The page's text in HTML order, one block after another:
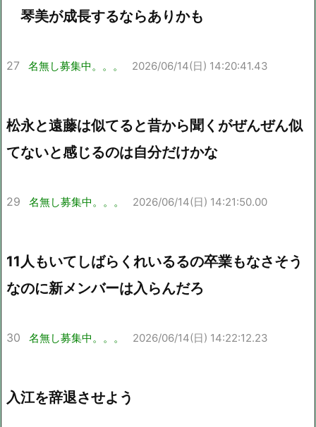
琴美が成長するならありかも
27 名無し募集中。。。 2026/06/14(日) 14:20:41.43
松永と遠藤は似てると昔から聞くがぜんぜん似
てないと感じるのは自分だけかな
29 名無し募集中。。。 2026/06/14(日) 14:21:50.00
11人もいてしばらくれいるるの卒業もなさそう
なのに新メンバーは入らんだろ
30 名無し募集中。。。 2026/06/14(日) 14:22:12.23
入江を辞退させよう